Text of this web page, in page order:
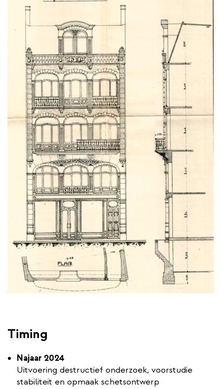
Timing
Najaar 2024
Uitvoering destructief onderzoek, voorstudie
stabiliteit en opmaak schetsontwerp